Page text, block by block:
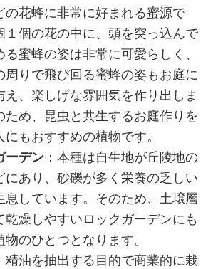
の花蜂に非常に好まれる蜜源で
１個の花の中に、頭を突っ込んで
る蜜蜂の姿は非常に可愛らしく、
周りで飛び回る蜜蜂の姿もお庭に
え、楽しげな雰囲気を作り出しま
ため、昆虫と共生するお庭作りを
にもおすすめの植物です。
ーデン ：本種は自生地が丘陵地の
にあり、砂礫が多く栄養の乏しい
息しています。そのため、土壌層
乾燥しやすいロックガーデンにも
物のひとつとなります。
精油を抽出する目的で商業的に栽